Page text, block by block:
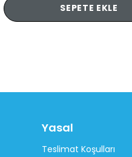
SEPETE EKLE
Yasal
Teslimat Koşulları